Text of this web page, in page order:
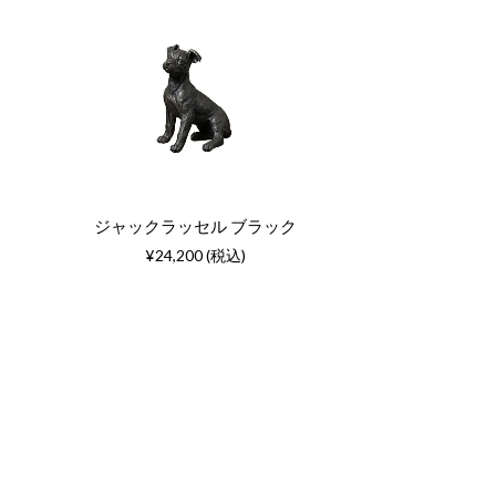
ジャックラッセル ブラック
¥24,200 (税込)